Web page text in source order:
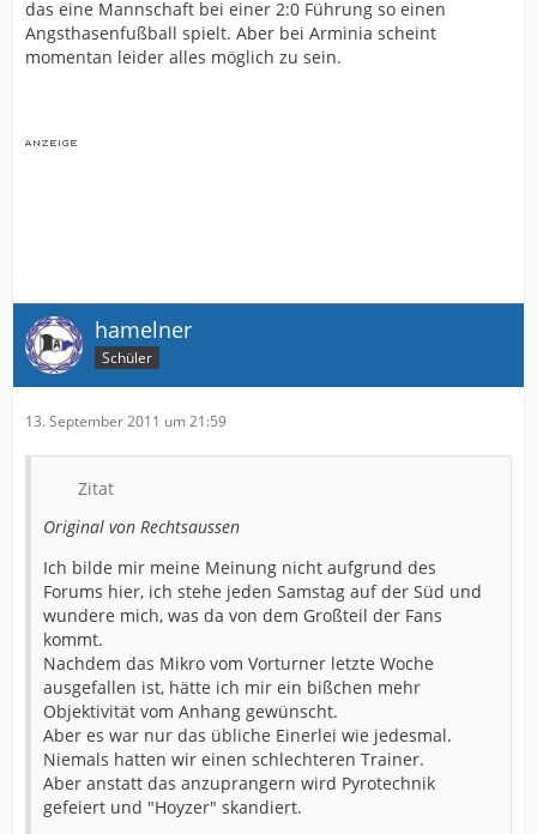
das eine Mannschaft bei einer 2:0 Führung so einen
Angsthasenfußball spielt. Aber bei Arminia scheint
momentan leider alles möglich zu sein.
hamelner
Schüler
13. September 2011 um 21:59
Zitat
Original von Rechtsaussen
Ich bilde mir meine Meinung nicht aufgrund des
Forums hier, ich stehe jeden Samstag auf der Süd und
wundere mich, was da von dem Großteil der Fans
kommt.
Nachdem das Mikro vom Vorturner letzte Woche
ausgefallen ist, hätte ich mir ein bißchen mehr
Objektivität vom Anhang gewünscht.
Aber es war nur das übliche Einerlei wie jedesmal.
Niemals hatten wir einen schlechteren Trainer.
Aber anstatt das anzuprangern wird Pyrotechnik
gefeiert und "Hoyzer" skandiert.